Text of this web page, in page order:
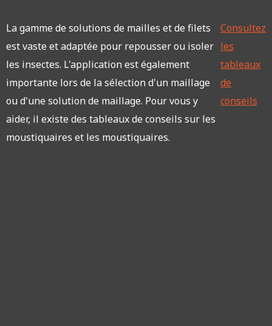
La gamme de solutions de mailles et de filets
est vaste et adaptée pour repousser ou isoler
les insectes. L'application est également
importante lors de la sélection d'un maillage
ou d'une solution de maillage. Pour vous y
aider, il existe des tableaux de conseils sur les
moustiquaires et les moustiquaires.
Consultez
les
tableaux
de
conseils